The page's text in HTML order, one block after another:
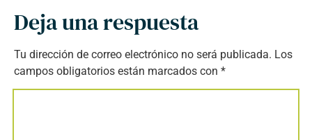
Deja una respuesta
Tu dirección de correo electrónico no será publicada. Los
campos obligatorios están marcados con *